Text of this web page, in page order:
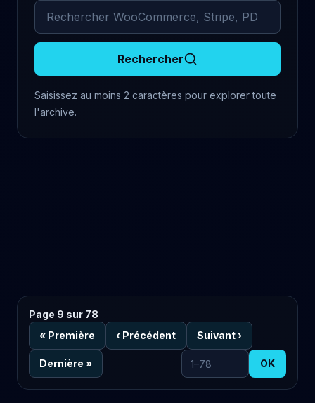
Rechercher dans les commentaires archivés
Rechercher
Saisissez au moins 2 caractères pour explorer toute
l'archive.
Page 9 sur 78
« Première ‹ Précédent Suivant›
Dernière »
Aller à la page
OK